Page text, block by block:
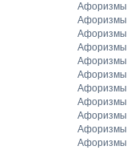
Афоризмы
Афоризмы
Афоризмы
Афоризмы
Афоризмы
Афоризмы
Афоризмы
Афоризмы
Афоризмы